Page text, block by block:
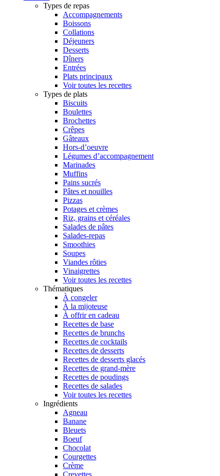
Types de repas
Accompagnements
Boissons
Collations
Déjeuners
Desserts
Dîners
Entrées
Plats principaux
Voir toutes les recettes
Types de plats
Biscuits
Boulettes
Brochettes
Crêpes
Gâteaux
Hors-d’oeuvre
Légumes d’accompagnement
Marinades
Muffins
Pains sucrés
Pâtes et nouilles
Pizzas
Potages et crèmes
Riz, grains et céréales
Salades de pâtes
Salades-repas
Smoothies
Soupes
Viandes rôties
Vinaigrettes
Voir toutes les recettes
Thématiques
À congeler
À la mijoteuse
À offrir en cadeau
Recettes de base
Recettes de brunchs
Recettes de cocktails
Recettes de desserts
Recettes de desserts glacés
Recettes de grand-mère
Recettes de poudings
Recettes de salades
Voir toutes les recettes
Ingrédients
Agneau
Banane
Bleuets
Boeuf
Chocolat
Courgettes
Crème
Crevettes